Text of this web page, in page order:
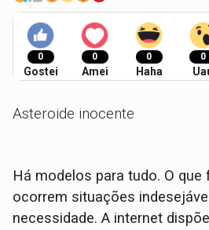
0
Gostei
0
Amei
0
Haha
0
Asteroide inocente
Há modelos para tudo. O que
ocorrem situações
necessidade. A internet